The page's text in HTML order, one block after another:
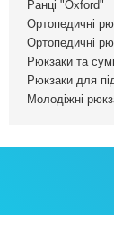
Ранці "Oxford"
Ортопедичні
Ортопедичні
Рюкзаки та
Рюкзаки для
Молодіжні